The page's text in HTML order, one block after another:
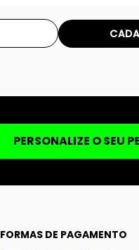
PERSONALIZE O SEU
FORMAS DE PAGAMENTO